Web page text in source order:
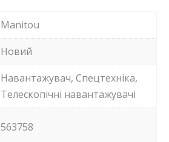
Manitou
Новий
Навантажувач, Спецтехніка,
Телескопічні навантажувачі
563758